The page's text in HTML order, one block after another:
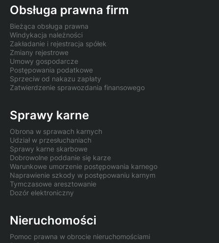
Obsługa prawna firm
Bieżąca obsługa prawna
Windykacja należności
Zakładanie i rejestracja spółek
Zmiany rejestrowe
Umowy gospodarcze
Postępowania podatkowe
Sprzeciw od nakazu zapłaty
Zatwierdzenie sprawozdania finansowego
Sprawy karne
Obrona w sprawach karnych
Udział w przesłuchaniach
Sprawy karne skarbowe
Dobrowolne poddanie się karze
Warunkowe umorzenie postępowania karnego
Naprawienie szkody w postępowaniu karnym
Tymczasowe aresztowanie
Dozór elektroniczny
Nieruchomości
Pomoc prawna w obrocie nieruchomościami